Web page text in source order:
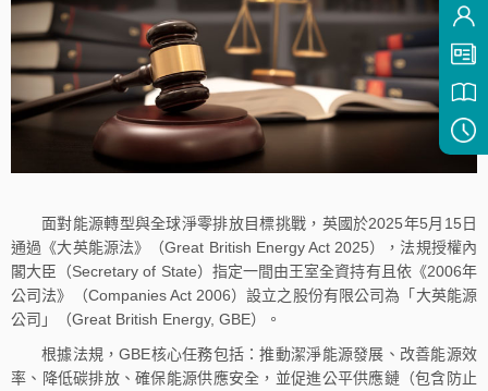
面對能源轉型與全球淨零排放目標挑戰，英國於2025年5月15日
通過《大英能源法》（Great British Energy Act 2025），法規授權內
閣大臣（Secretary of State）指定一間由王室全資持有且依《2006年
公司法》（Companies Act 2006）設立之股份有限公司為「大英能源
公司」（Great British Energy, GBE）。
根據法規，GBE核心任務包括：推動潔淨能源發展、改善能源效
率、降低碳排放、確保能源供應安全，並促進公平供應鏈（包含防止